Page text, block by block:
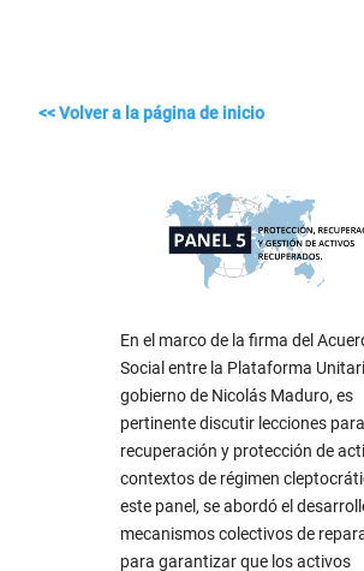
<< Volver a la página de inicio
En el marco de la firma del
Social entre la Plataforma
gobierno de Nicolás Maduro, es
pertinente discutir lecciones
recuperación y protección de
contextos de régimen
este panel, se abordó el
mecanismos colectivos de
para garantizar que los activos